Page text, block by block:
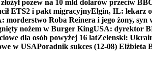
pozew na 10 mld dolarów przeciw
ETS2 i pakt migracyjnyElgin, IL: lekarz
morderstwo Roba Reinera i jego żony, syn
nożem w Burger KingUSA: dyrektor
dla osób powyżej 16 latZełenski:
w USAPoradnik sukces (12-08) Elżbieta